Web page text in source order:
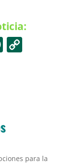
W
p
p
para la